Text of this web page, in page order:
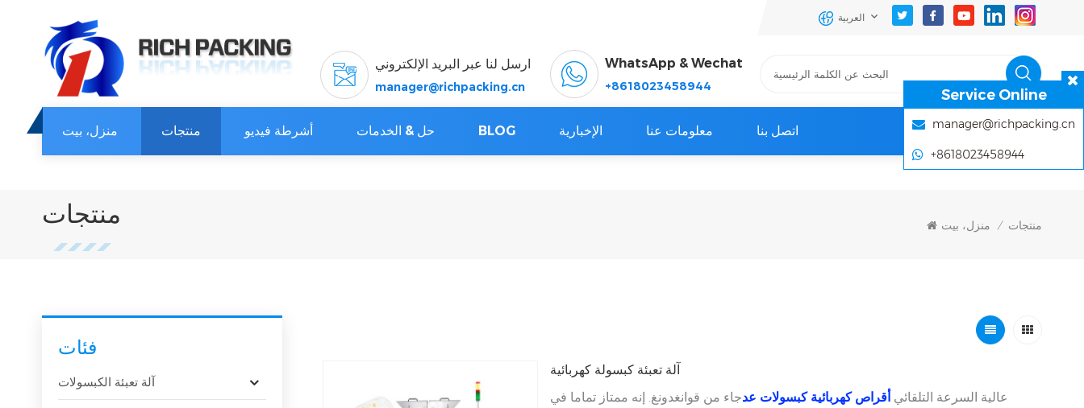
العربية
ارسل لنا عبر البريد الإلكتروني
manager@richpacking.cn
WhatsApp & Wechat
+8618023458944
منزل، بيت منتجات أشرطة فيديو حل & الخدمات BLOG الإخبارية معلومات عنا اتصل بنا
منتجات منزل، بيت / منتجات
فئات
آلة تعبئة الكبسولات
آلة تعبئة كبسولة كهربائية
عالية السرعة التلقائي أقراص كهربائية كبسولات عدجاء من قوانغدونغ. إنه ممتاز تماما في
Service Online
manager@richpacking.cn
+8618023458944